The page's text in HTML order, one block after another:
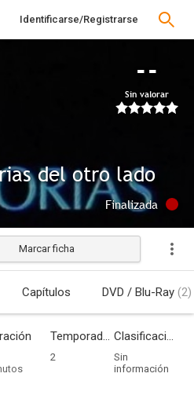
Identificarse/Registrarse
--
Sin valorar
del otro lado
Finalizada
Marcar ficha
Capítulos DVD / Blu-Ray (2)
Temporadas
2
Clasificación por edades
Sin
información